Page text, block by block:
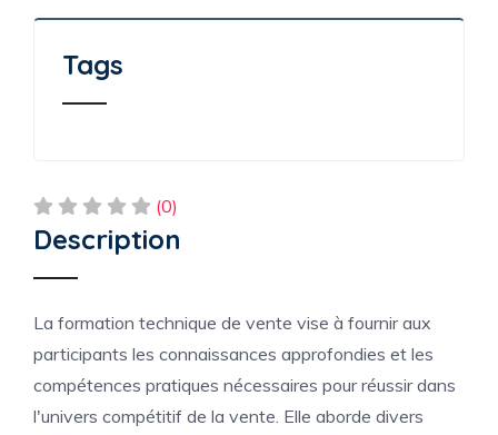
(0)
Description
La formation technique de vente vise à fournir aux
participants les connaissances approfondies et les
compétences pratiques nécessaires pour réussir dans
l'univers compétitif de la vente. Elle aborde divers
Tags